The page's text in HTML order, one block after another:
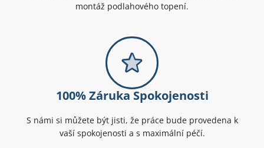
montáž podlahového topení.
100% Záruka Spokojenosti
S námi si můžete být jisti, že práce bude provedena k
vaší spokojenosti a s maximální péčí.